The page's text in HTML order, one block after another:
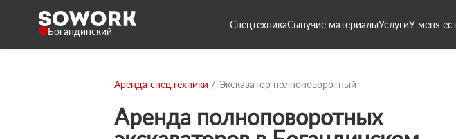
Богандинский
СпецтехникаСыпучие материалыУслугиУ меня
Аренда спец.техники Экскаватор полноповоротный
Аренда полноповоротных